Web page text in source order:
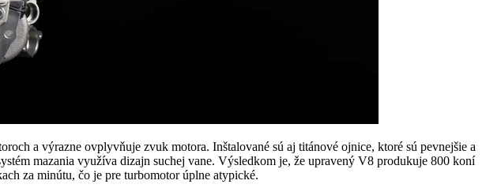
a výrazne ovplyvňuje zvuk motora. Inštalované sú aj titánové ojnice, ktoré sú pevnejšie a
mazania využíva dizajn suchej vane. Výsledkom je, že upravený V8 produkuje 800 koní
za minútu, čo je pre turbomotor úplne atypické.